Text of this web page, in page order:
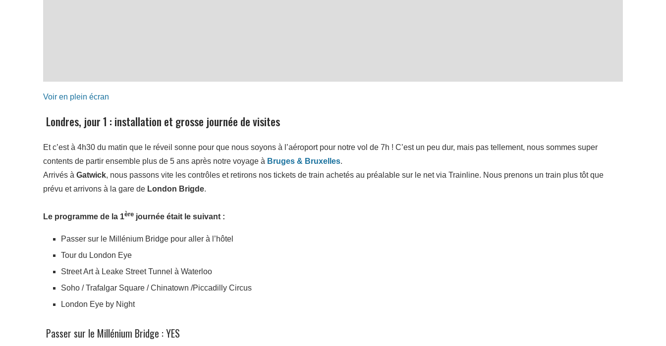
Voir en plein écran
Londres, jour 1 : installation et grosse journée de visites
Et c’est à 4h30 du matin que le réveil sonne pour que nous soyons à l’aéroport pour notre vol de 7h ! C’est un peu dur, mais pas tellement, nous sommes super
contents de partir ensemble plus de 5 ans après notre voyage à Bruges & Bruxelles.
Arrivés à Gatwick, nous passons vite les contrôles et retirons nos tickets de train achetés au préalable sur le net via Trainline. Nous prenons un train plus tôt que
prévu et arrivons à la gare de London Brigde.
Le programme de la 1ère journée était le suivant :
Passer sur le Millénium Bridge pour aller à l’hôtel
Tour du London Eye
Street Art à Leake Street Tunnel à Waterloo
Soho / Trafalgar Square / Chinatown /Piccadilly Circus
London Eye by Night
Passer sur le Millénium Bridge : YES